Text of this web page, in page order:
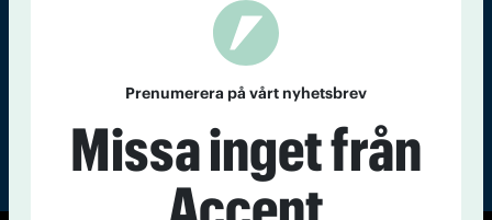
Prenumerera på vårt nyhetsbrev
Missa inget från